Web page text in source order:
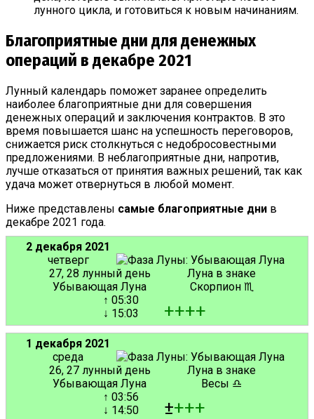
лунного цикла, и готовиться к новым начинаниям.
Благоприятные дни для денежных
операций в декабре 2021
Лунный календарь поможет заранее определить
наиболее благоприятные дни для совершения
денежных операций и заключения контрактов. В это
время повышается шанс на успешность переговоров,
снижается риск столкнуться с недобросовестными
предложениями. В неблагоприятные дни, напротив,
лучше отказаться от принятия важных решений, так как
удача может отвернуться в любой момент.
Ниже представлены самые благоприятные дни в
декабре 2021 года.
2 декабря 2021
четверг
27, 28 лунный день
Убывающая Луна
Луна в знаке
Скорпион ♏
↑ 05:30
↓ 15:03
++++
1 декабря 2021
среда
26, 27 лунный день
Убывающая Луна
Луна в знаке
Весы ♎
↑ 03:56
↓ 14:50
±+++